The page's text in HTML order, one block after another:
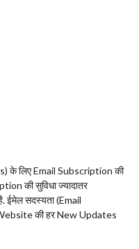
के लिए Email Subscription की
की सुविधा ज्यादातर
ईमेल सदस्यता (Email
की हर New Updates